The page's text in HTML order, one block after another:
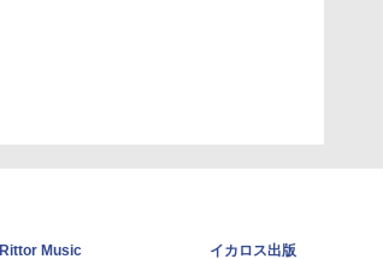
Rittor Music イカロス出版